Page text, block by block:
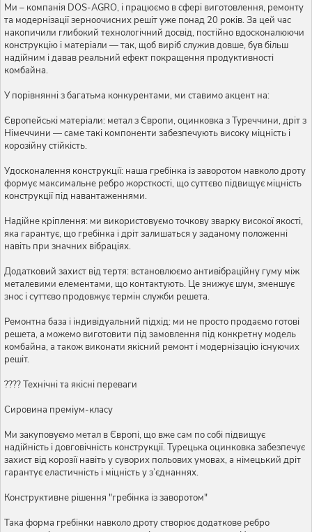
Ми – компанія DOS-AGRO, і працюємо в сфері виготовлення, ремонту
та модернізації зерноочисних решіт уже понад 20 років. За цей час
накопичили глибокий технологічний досвід, постійно вдосконалюючи
конструкцію і матеріали — так, щоб виріб служив довше, був більш
надійним і давав реальний ефект покращення продуктивності
комбайна.
У порівнянні з багатьма конкурентами, ми ставимо акцент на:
Європейські матеріали: метал з Європи, оцинковка з Туреччини, дріт з
Німеччини — саме такі компоненти забезпечують високу міцність і
корозійну стійкість.
Удосконалення конструкції: наша гребінка із заворотом навколо дроту
формує максимальне ребро жорсткості, що суттєво підвищує міцність
конструкції під навантаженнями.
Надійне кріплення: ми використовуємо точкову зварку високої якості,
яка гарантує, що гребінка і дріт залишаться у заданому положенні
навіть при значних вібраціях.
Додатковий захист від тертя: встановлюємо антивібраційну гуму між
металевими елементами, що контактують. Це знижує шум, зменшує
знос і суттєво продовжує термін служби решета.
Ремонтна база і індивідуальний підхід: ми не просто продаємо готові
решета, а можемо виготовити під замовлення під конкретну модель
комбайна, а також виконати якісний ремонт і модернізацію існуючих
решіт.
???? Технічні та якісні переваги
Сировина преміум-класу
Ми закуповуємо метал в Європі, що вже сам по собі підвищує
надійність і довговічність конструкції. Турецька оцинковка забезпечує
захист від корозії навіть у суворих польових умовах, а німецький дріт
гарантує еластичність і міцність у з’єднаннях.
Конструктивне рішення "гребінка із заворотом"
Така форма гребінки навколо дроту створює додаткове ребро